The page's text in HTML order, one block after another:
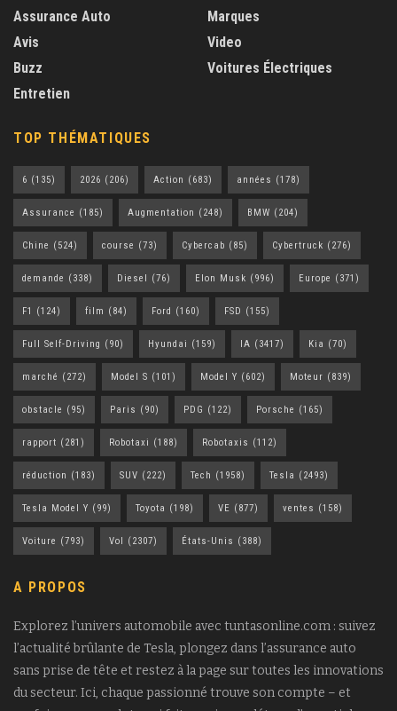
Assurance Auto
Avis
Buzz
Entretien
Marques
Video
Voitures Électriques
TOP THÉMATIQUES
6 (135) 2026 (206) Action (683) années (178)
Assurance (185) Augmentation (248) BMW (204)
Chine (524) course (73) Cybercab (85) Cybertruck (276)
demande (338) Diesel (76) Elon Musk (996) Europe (371)
F1 (124) film (84) Ford (160) FSD (155)
Full Self-Driving (90) Hyundai (159) IA (3417) Kia (70)
marché (272) Model S (101) Model Y (602) Moteur (839)
obstacle (95) Paris (90) PDG (122) Porsche (165)
rapport (281) Robotaxi (188) Robotaxis (112)
réduction (183) SUV (222) Tech (1958) Tesla (2493)
Tesla Model Y (99) Toyota (198) VE (877) ventes (158)
Voiture (793) Vol (2307) États-Unis (388)
A PROPOS
Explorez l’univers automobile avec tuntasonline.com : suivez
l’actualité brûlante de Tesla, plongez dans l’assurance auto
sans prise de tête et restez à la page sur toutes les innovations
du secteur. Ici, chaque passionné trouve son compte – et